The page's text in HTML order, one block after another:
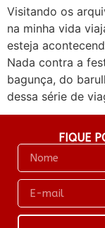
Visitando os
na minha vida
esteja
Nada contra a
bagunça, do
dessa série de
FIQUE